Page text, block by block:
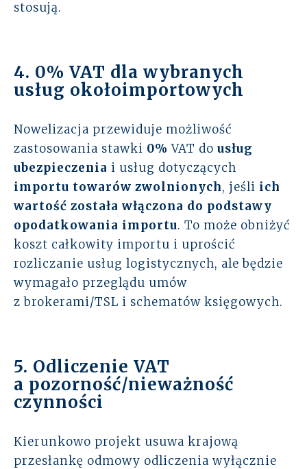
stosują.
4. 0% VAT dla wybranych
usług okołoimportowych
Nowelizacja przewiduje możliwość
zastosowania stawki 0% VAT do usług
ubezpieczenia i usług dotyczących
importu towarów zwolnionych, jeśli ich
wartość została włączona do podstawy
opodatkowania importu. To może obniżyć
koszt całkowity importu i uprościć
rozliczanie usług logistycznych, ale będzie
wymagało przeglądu umów
z brokerami/TSL i schematów księgowych.
5. Odliczenie VAT
a pozorność/nieważność
czynności
Kierunkowo projekt usuwa krajową
przesłankę odmowy odliczenia wyłącznie